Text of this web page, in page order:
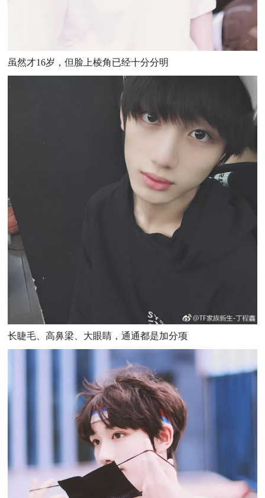
虽然才16岁，但脸上棱角已经十分分明
长睫毛、高鼻梁、大眼睛，通通都是加分项